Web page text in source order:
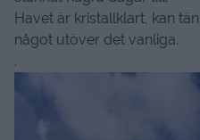
Havet är kristallklart, kan
något utöver det vanliga.
.